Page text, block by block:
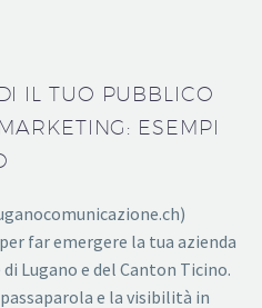
IL TUO PUBBLICO
ESEMPI
far emergere la tua azienda
Lugano e del Canton Ticino.
e la visibilità in